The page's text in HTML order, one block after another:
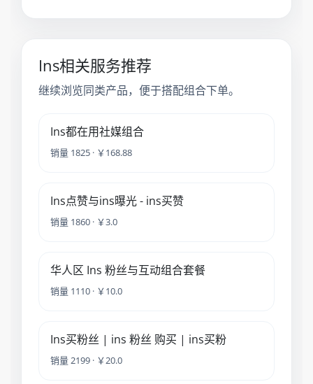
Ins相关服务推荐
继续浏览同类产品，便于搭配组合下单。
Ins都在用社媒组合
销量 1825 · ￥168.88
Ins点赞与ins曝光 - ins买赞
销量 1860 · ￥3.0
华人区 Ins 粉丝与互动组合套餐
销量 1110 · ￥10.0
Ins买粉丝 | ins 粉丝 购买 | ins买粉
销量 2199 · ￥20.0